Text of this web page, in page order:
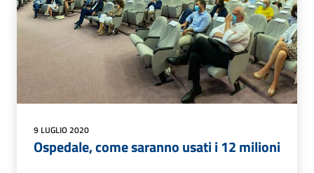
9 LUGLIO 2020
Ospedale, come saranno usati i 12 milioni